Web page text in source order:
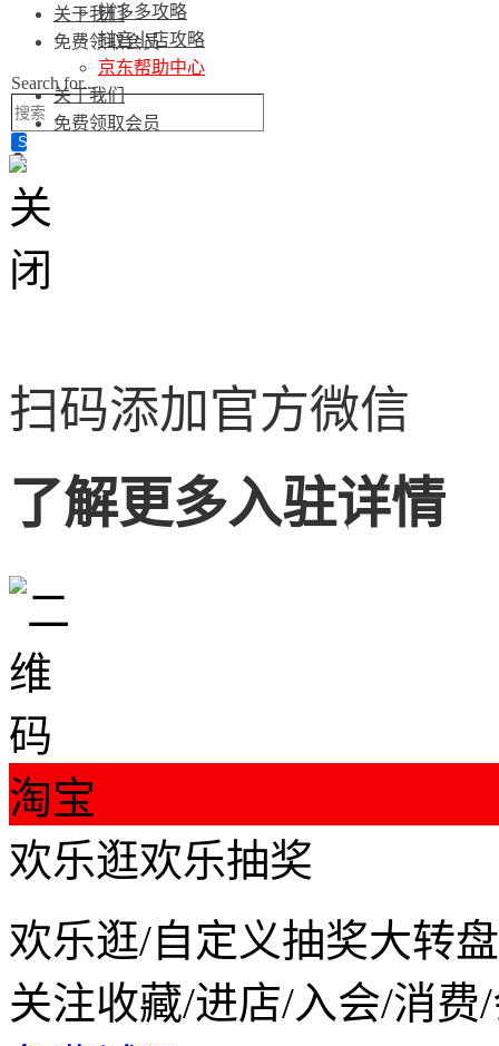
关于我们
免费领取会员
Search for...
拼多多攻略
抖音小店攻略
京东帮助中心
关于我们
免费领取会员
扫码添加官方微信
了解更多入驻详情
淘宝
欢乐逛欢乐抽奖
欢乐逛/自定义抽奖大转
关注收藏/进店/入会/消